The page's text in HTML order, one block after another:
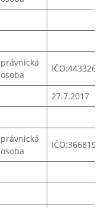
právnická
osoba
IČO:44332645
27.7.2017
právnická
osoba
IČO:36681971